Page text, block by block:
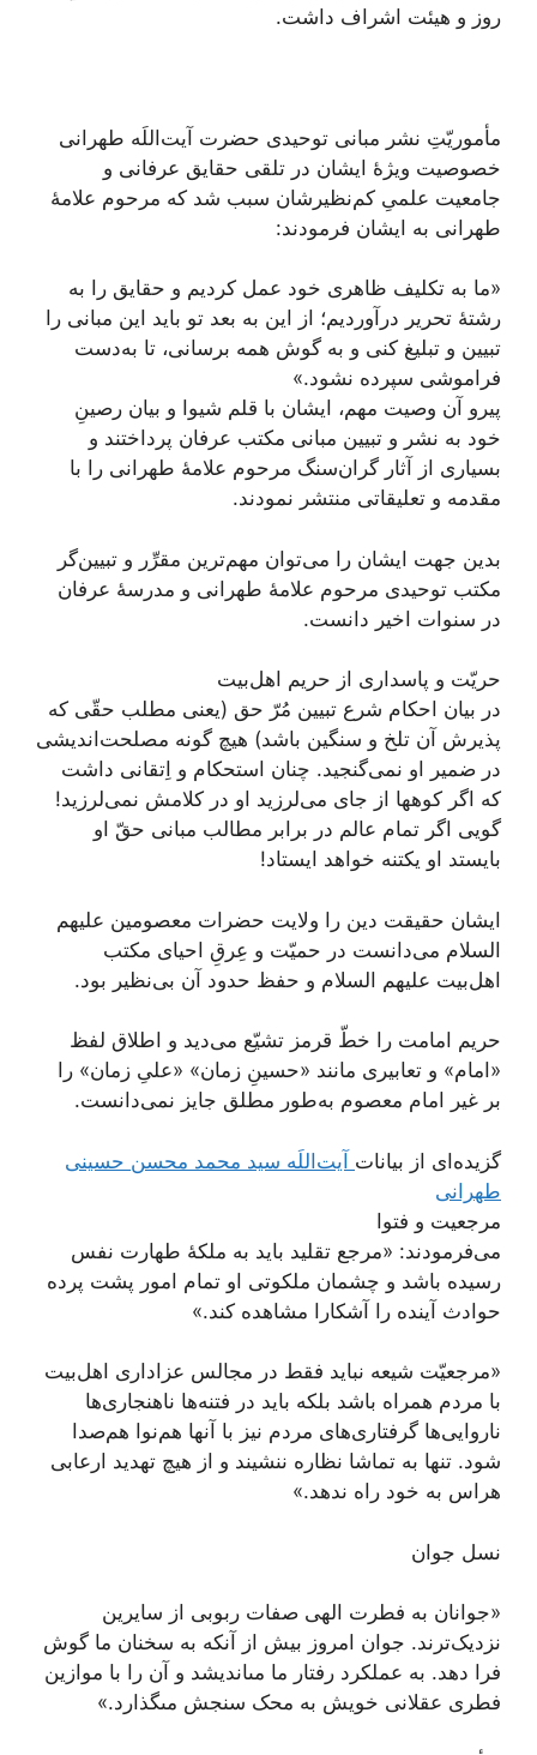
روز و هیئت اشراف داشت.
مأموریّتِ نشر مبانی توحیدی حضرت آیت‌اللَه طهرانی
خصوصیت ویژۀ ایشان در تلقی حقایق عرفانی و
جامعیت علمیِ کم‌نظیرشان سبب شد که مرحوم علامۀ
طهرانی به ایشان فرمودند:
«ما به تكليف ظاهری خود عمل كرديم و حقايق را به
رشتۀ تحرير درآورديم؛ از اين به بعد تو باید اين مبانى را
تبیین و تبليغ كنى و به گوش همه برسانى، تا به‌دست
فراموشى سپرده نشود.»
پیرو آن وصیت مهم، ایشان با قلم شیوا و بیان رصینِ
خود به نشر و تبیین مبانی مکتب عرفان پرداختند و
بسیاری از آثار گران‌سنگ مرحوم علامۀ طهرانی را با
مقدمه و تعلیقاتی منتشر نمودند.
بدین جهت ایشان را می‌توان مهم‌ترین مقرِّر و تبیین‌گر
مکتب توحیدی مرحوم علامۀ طهرانی و مدرسۀ عرفان
در سنوات اخیر دانست.
حریّت و پاسداری از حریم اهل‌بیت
در بیان احکام شرع تبیین مُرّ حق (یعنی مطلب حقّی که
پذیرش آن تلخ و سنگین باشد) هیچ گونه مصلحت‌اندیشی
در ضمیر او نمی‌گنجید. چنان استحکام و اِتقانی داشت
که اگر کوه‏ها از جاى می‌لرزید او در کلامش نمی‌لرزید!
گویی اگر تمام عالم در برابر مطالب مبانى حقّ او
بایستد او یک‏تنه خواهد ایستاد!
ایشان حقیقت دین را ولایت حضرات معصومین علیهم
السلام می‌دانست در حمیّت و عِرقِ احیای مکتب
اهل‌بیت علیهم السلام و حفظ حدود آن بی‌نظیر بود.
حریم امامت را خطّ قرمز تشیّع می‌دید و اطلاق لفظ
«امام» و تعابیری مانند «حسینِ زمان» «علیِ زمان» را
بر غیر امام معصوم به‌طور مطلق جایز نمی‌دانست.
گزیده‌ای از بیانات آیت‌اللَه سید محمد محسن حسینی
طهرانی
مرجعیت و فتوا
می‌فرمودند: «مرجع تقلید باید به ملکۀ طهارت نفس
رسیده باشد و چشمان ملکوتى او تمام امور پشت پرده
حوادث آینده را آشکارا مشاهده کند.»
«مرجعیّت شیعه نباید فقط در مجالس عزاداری اهل‌بیت
با مردم همراه باشد بلکه باید در فتنه‌ها ناهنجاری‌ها
ناروایی‌ها گرفتاری‌های مردم نیز با آنها هم‌نوا هم‌صدا
شود. تنها به تماشا نظاره ننشیند و از هیچ تهدید ارعابی
هراس به خود راه ندهد.»
نسل جوان
«جوانان به فطرت الهی صفات ربوبی از سایرین
نزدیک‌ترند. جوان‏ امروز بیش از آنکه به سخنان ما گوش
فرا دهد. به عملکرد رفتار ما مى‏اندیشد و آن را با موازین
فطرى عقلانى خویش به محک سنجش مى‏گذارد.»